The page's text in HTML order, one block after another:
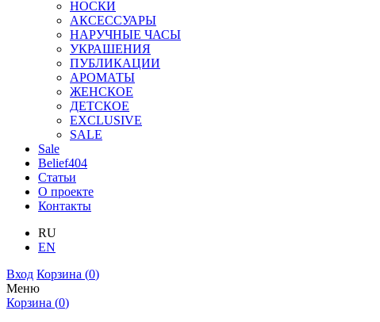
НОСКИ
АКСЕССУАРЫ
НАРУЧНЫЕ ЧАСЫ
УКРАШЕНИЯ
ПУБЛИКАЦИИ
АРОМАТЫ
ЖЕНСКОЕ
ДЕТСКОЕ
EXCLUSIVE
SALE
Sale
Belief404
Статьи
О проекте
Контакты
RU
EN
Вход Корзина (0)
Меню
Корзина (0)